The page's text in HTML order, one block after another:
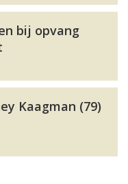
bij opvang
Kaagman (79)